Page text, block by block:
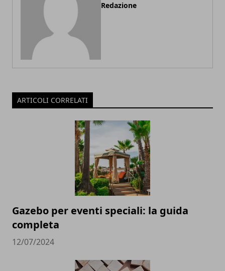
Redazione
ARTICOLI CORRELATI
Gazebo per eventi speciali: la guida
completa
12/07/2024